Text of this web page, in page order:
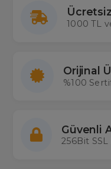
1000 TL
Orijinal
%100
Güvenli
256Bit SSL